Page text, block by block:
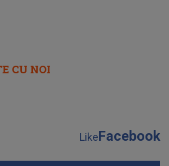
CU NOI
LikeFacebook